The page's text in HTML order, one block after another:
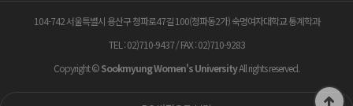
104-742 서울특별시 용산구 청파로47길 100(청파동2가) 숙명여자대학교 통계학과
TEL : 02)710-9437 / FAX : 02)710-9283
Copyright ©Sookmyung Women's UniversityAll rights reserved.